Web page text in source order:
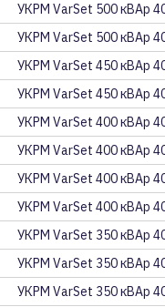
УКРМ VarSet 500 кВАр
УКРМ VarSet 500 кВАр
УКРМ VarSet 450 кВАр
УКРМ VarSet 450 кВАр
УКРМ VarSet 400 кВАр
УКРМ VarSet 400 кВАр
УКРМ VarSet 400 кВАр
УКРМ VarSet 400 кВАр
УКРМ VarSet 350 кВАр
УКРМ VarSet 350 кВАр
УКРМ VarSet 350 кВАр